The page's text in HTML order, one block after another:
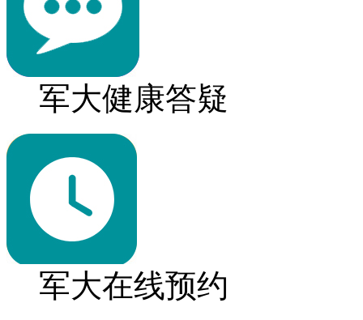
军大健康答疑
军大在线预约